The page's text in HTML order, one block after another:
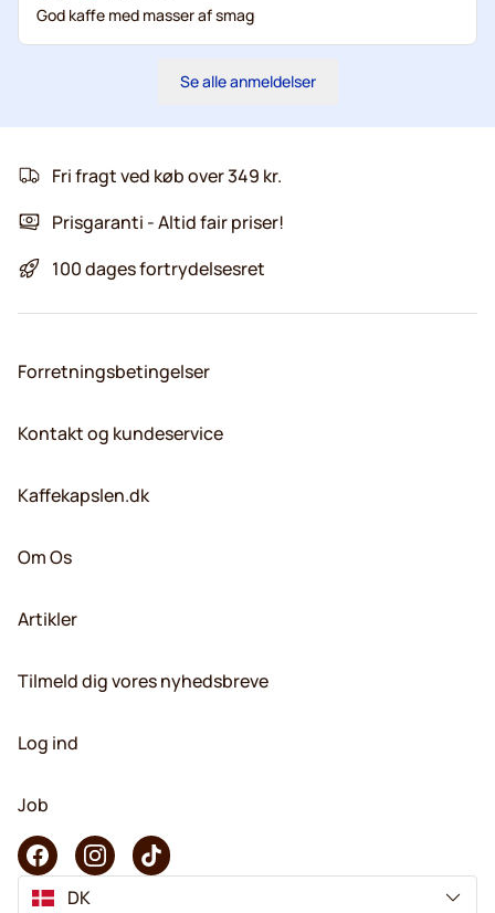
God kaffe med masser af smag
Se alle anmeldelser
Fri fragt ved køb over 349 kr.
Prisgaranti - Altid fair priser!
100 dages fortrydelsesret
Forretningsbetingelser
Kontakt og kundeservice
Kaffekapslen.dk
Om Os
Artikler
Tilmeld dig vores nyhedsbreve
Log ind
Job
DK